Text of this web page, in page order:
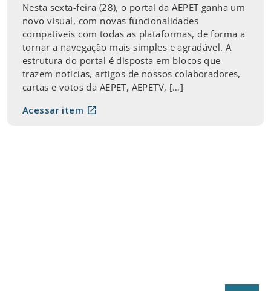
Nesta sexta-feira (28), o portal da AEPET ganha um
novo visual, com novas funcionalidades
compatíveis com todas as plataformas, de forma a
tornar a navegação mais simples e agradável. A
estrutura do portal é disposta em blocos que
trazem notícias, artigos de nossos colaboradores,
cartas e votos da AEPET, AEPETV, […]
Acessar item open_in_new